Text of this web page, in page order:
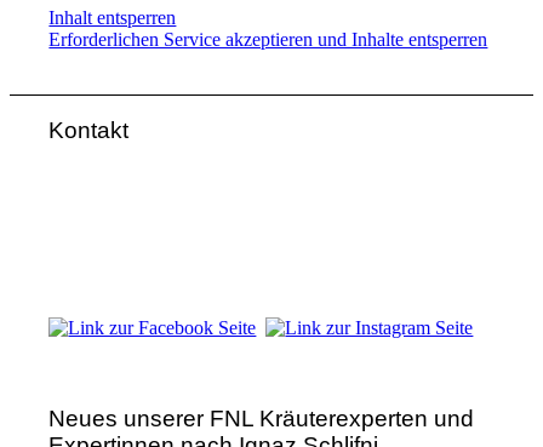
Inhalt entsperren
Erforderlichen Service akzeptieren und Inhalte entsperren
Kontakt
Neues unserer FNL Kräuterexperten und